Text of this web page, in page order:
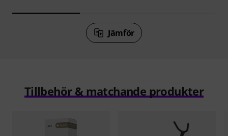
Jämför
Tillbehör & matchande produkter